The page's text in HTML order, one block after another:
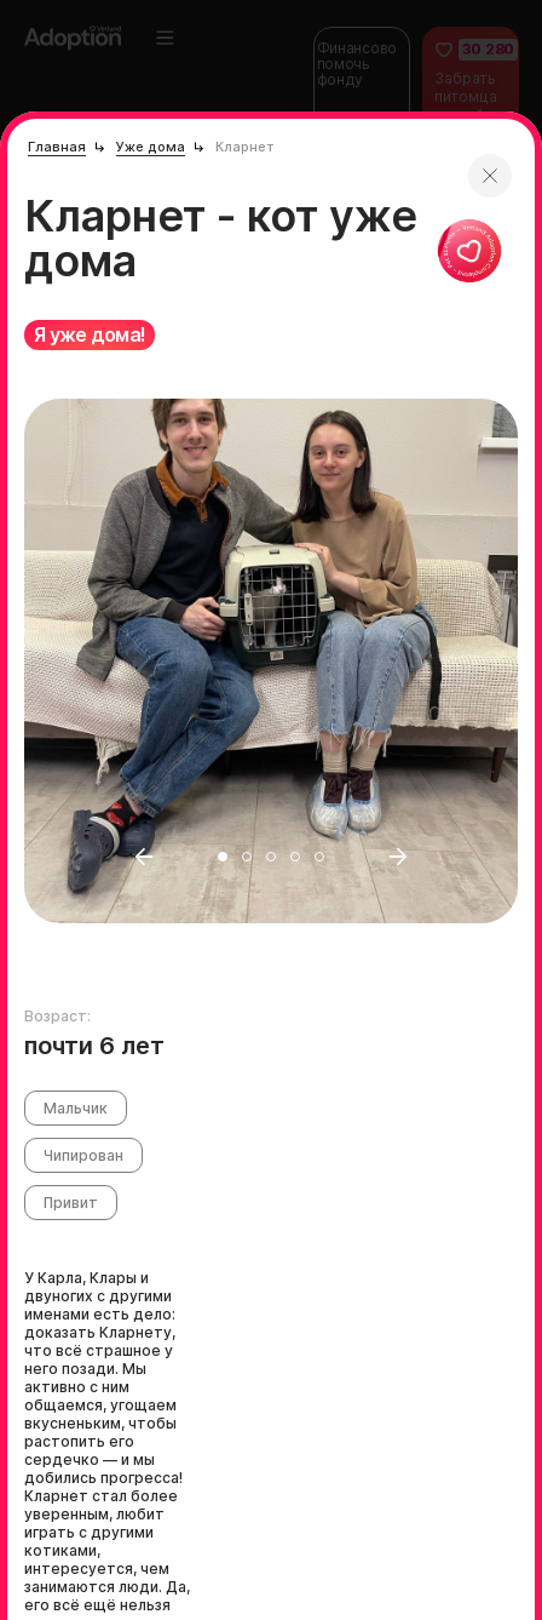
Финансово
помочь
фонду
30 280
Забрать
питомца
домой
Главная Уже дома Кларнет
Кларнет - кот уже
дома
Я уже дома!
Возраст:
почти 6 лет
Мальчик
Чипирован
Привит
У Карла, Клары и
двуногих с другими
именами есть дело:
доказать Кларнету,
что всё страшное у
него позади. Мы
активно с ним
общаемся, угощаем
вкусненьким, чтобы
растопить его
сердечко — и мы
добились прогресса!
Кларнет стал более
уверенным, любит
играть с другими
котиками,
интересуется, чем
занимаются люди. Да,
его всё ещё нельзя